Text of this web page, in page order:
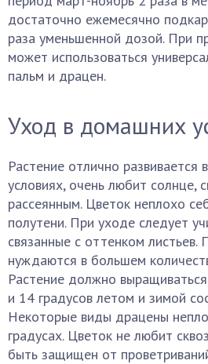
достаточно ежемесячно
раза уменьшенной дозой. При
может использоваться
пальм и драцен.
Уход в домашних
Растение отлично развивается
условиях, очень любит солнце,
рассеянным. Цветок неплохо
полутени. При уходе следует
связанные с оттенком листьев.
нуждаются в большем
Растение должно
и 14 градусов летом и зимой
Некоторые виды драцены
градусах. Цветок не любит
быть защищен от